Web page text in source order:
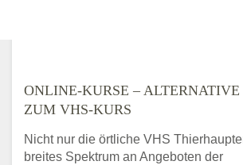
ONLINE-KURSE – ALTERNATIVE
ZUM VHS-KURS
Nicht nur die örtliche VHS
breites Spektrum an Angeboten der